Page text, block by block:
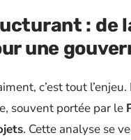
: de
une
c’est tout l’enjeu.
souvent portée par le
. Cette analyse se